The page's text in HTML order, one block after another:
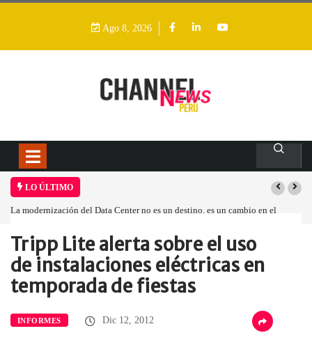
Ago 8, 2026
LO ÚLTIMO
La modernización del Data Center no es un destino, es un cambio en el
Home
Informes Tripp Lite alerta…
Tripp Lite alerta sobre el uso
de instalaciones eléctricas en
temporada de fiestas
INFORMES Dic 12, 2012